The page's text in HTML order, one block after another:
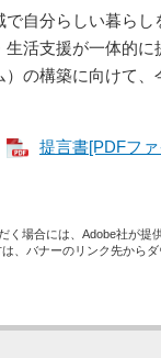
自分らしい暮らし
活支援が一体的
の構築に向けて
提言書[PDFフ
く場合には、Adobe社が提
、バナーのリンク先から